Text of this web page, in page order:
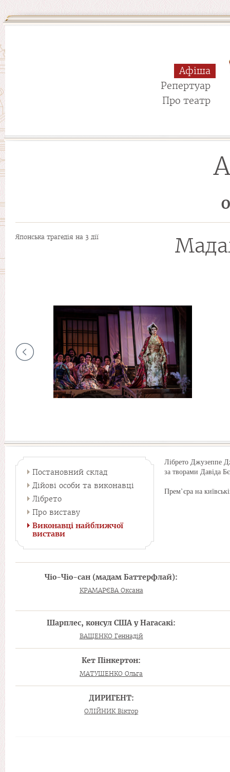
Афіша
Репертуар
Про театр
Японська трагедія на 3 дії
Постановний склад
Дійові особи та виконавці
Лібрето
Про виставу
Виконавці найближчої
вистави
Лібрето Джузеппе
за творами Давіда
Прем’єра на
Чіо-Чіо-сан (мадам Баттерфлай):
КРАМАРЄВА Оксана
Шарплес, консул США у Нагасакі:
ВАЩЕНКО Геннадій
Кет Пінкертон:
МАТУШЕНКО Ольга
ДИРИГЕНТ:
ОЛІЙНИК Віктор